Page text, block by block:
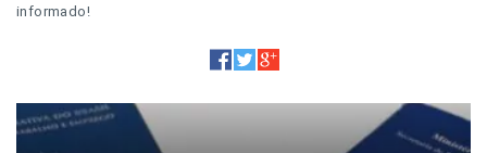
informado!